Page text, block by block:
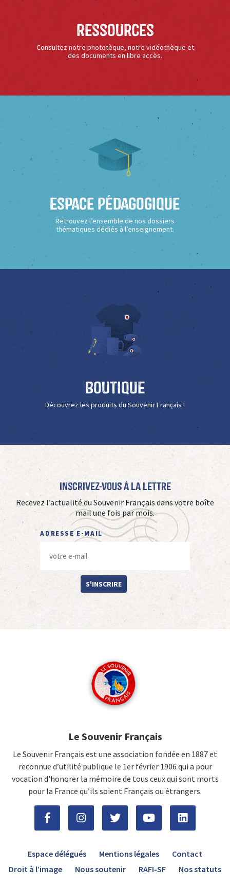
Ressources
Consultez notre phototèque, notre vidéothèque et
des documents en libre accès.
Espace Pédagogique
Retrouvez l’ensemble de nos dossiers
thématiques dédiés à l’enseignement.
Boutique
Découvrez les produits du Souvenir Français !
Inscrivez-vous à La Lettre
Recevez l’actualité du Souvenir Français dans votre boîte
mail une fois par mois.
ADRESSE E-MAIL
S'INSCRIRE
Le Souvenir Français
Le Souvenir Français est une association fondée en 1887 et
reconnue d’utilité publique le 1er février 1906 qui a pour
vocation d'honorer la mémoire de tous ceux qui sont morts
pour la France qu’ils soient Français ou étrangers.
Espace délégués Mentions légales
Contact
Droit à l’image
Nous soutenir RAFI-SF Nos statuts